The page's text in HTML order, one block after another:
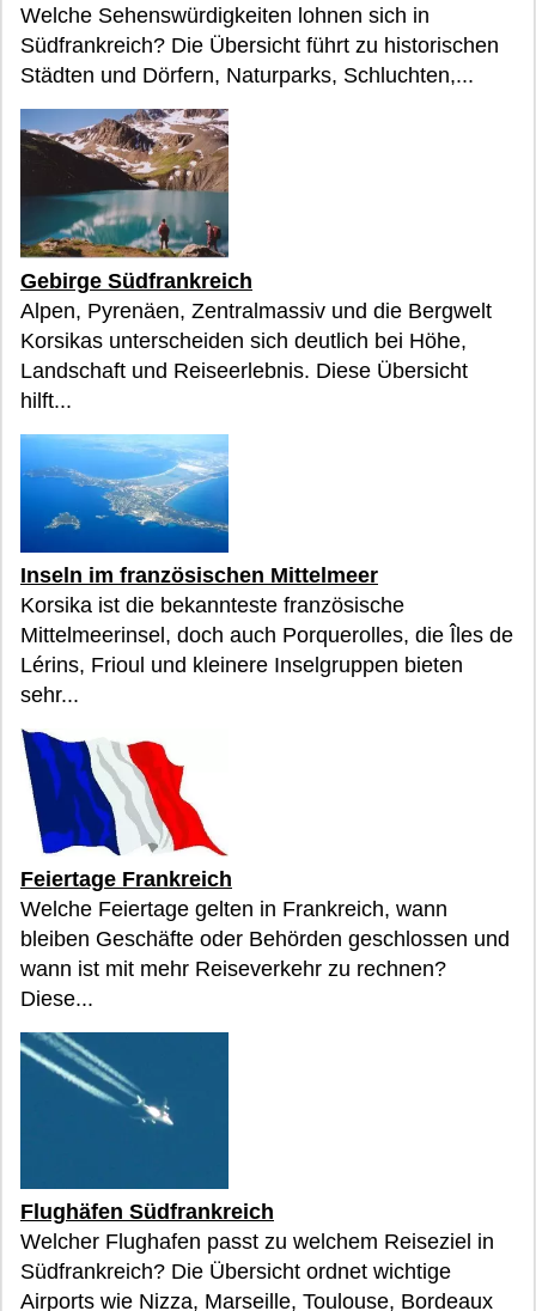
Welche Sehenswürdigkeiten lohnen sich in
Südfrankreich? Die Übersicht führt zu historischen
Städten und Dörfern, Naturparks, Schluchten,...
Gebirge Südfrankreich
Alpen, Pyrenäen, Zentralmassiv und die Bergwelt
Korsikas unterscheiden sich deutlich bei Höhe,
Landschaft und Reiseerlebnis. Diese Übersicht
hilft...
Inseln im französischen Mittelmeer
Korsika ist die bekannteste französische
Mittelmeerinsel, doch auch Porquerolles, die Îles de
Lérins, Frioul und kleinere Inselgruppen bieten
sehr...
Feiertage Frankreich
Welche Feiertage gelten in Frankreich, wann
bleiben Geschäfte oder Behörden geschlossen und
wann ist mit mehr Reiseverkehr zu rechnen?
Diese...
Flughäfen Südfrankreich
Welcher Flughafen passt zu welchem Reiseziel in
Südfrankreich? Die Übersicht ordnet wichtige
Airports wie Nizza, Marseille, Toulouse, Bordeaux